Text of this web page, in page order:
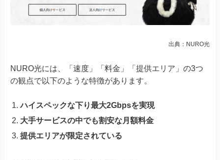
出典：NURO光
NURO光には、「速度」「料金」「提供エリア」の3つ
の観点で以下のような特徴があります。
ハイスペックな下り最大2Gbpsを実現
大手サービスの中でも割安な月額料金
提供エリアが限定されている